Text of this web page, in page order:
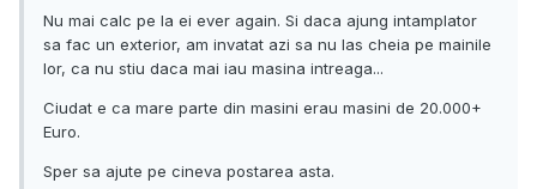
Nu mai calc pe la ei ever again. Si daca ajung intamplator
sa fac un exterior, am invatat azi sa nu las cheia pe mainile
lor, ca nu stiu daca mai iau masina intreaga...
Ciudat e ca mare parte din masini erau masini de 20.000+
Euro.
Sper sa ajute pe cineva postarea asta.